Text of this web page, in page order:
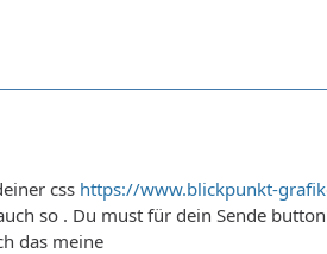
css https://www.blickpunkt-
so . Du must für dein Sende
das meine